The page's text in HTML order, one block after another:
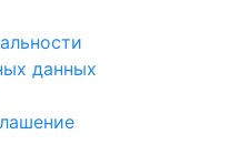
данных